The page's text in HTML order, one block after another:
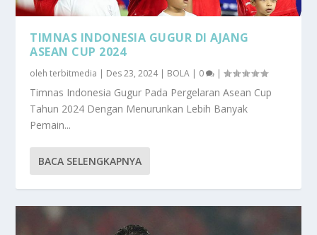
TIMNAS INDONESIA GUGUR DI AJANG
ASEAN CUP 2024
olehterbitmedia | Des 23, 2024| BOLA | 0 |
Timnas Indonesia Gugur Pada Pergelaran Asean Cup
Tahun 2024 Dengan Menurunkan Lebih Banyak
Pemain...
BACA SELENGKAPNYA